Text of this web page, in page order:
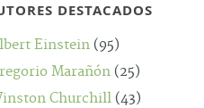
DESTACADOS
Einstein (95)
Marañón (25)
Churchill (43)